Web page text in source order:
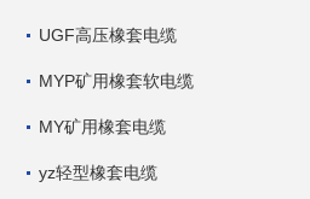
UGF高压橡套电缆
MYP矿用橡套软电缆
MY矿用橡套电缆
yz轻型橡套电缆